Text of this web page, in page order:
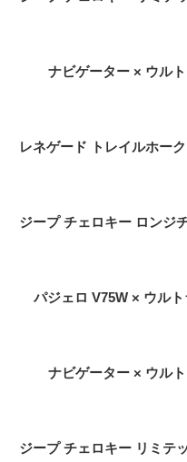
ナビゲーター × ウル
パジェロ V75W × ウル
ナビゲーター × ウル